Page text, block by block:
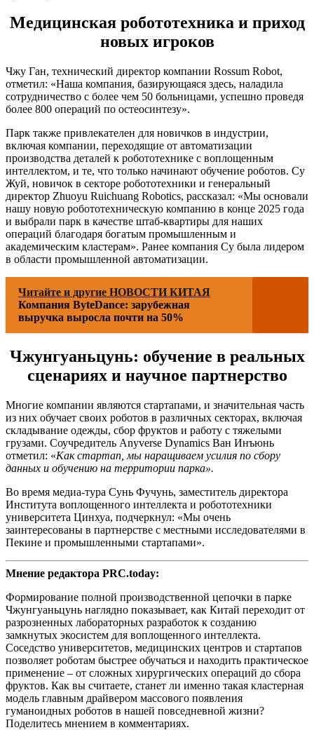
Медицинская робототехника и приход
новых игроков
Чжу Ган, технический директор компании Rossum Robot,
отметил: «Наша компания, базирующаяся здесь, наладила
сотрудничество с более чем 50 больницами, успешно проведя
более 800 операций по остеосинтезу».
Парк также привлекателен для новичков в индустрии,
включая компании, переходящие от автоматизации
производства деталей к робототехнике с воплощенным
интеллектом, и те, что только начинают обучение роботов. Су
Жуй, новичок в секторе робототехники и генеральный
директор Zhuoyu Ruichuang Robotics, рассказал: «Мы основали
нашу новую робототехническую компанию в конце 2025 года
и выбрали парк в качестве штаб-квартиры для наших
операций благодаря богатым промышленным и
академическим кластерам». Ранее компания Су была лидером
в области промышленной автоматизации.
Читайте и другие НОВОСТИ КИТАЯ
Компания ByteDance: зарубежная
выручка выросла почти на 50%
Чжунгуаньцунь: обучение в реальных
сценариях и научное партнерство
Многие компании являются стартапами, и значительная часть
из них обучает своих роботов в различных секторах, включая
складывание одежды, сбор фруктов и работу с тяжелыми
грузами. Соучредитель Anyverse Dynamics Ван Инъюнь
отметил: «Как стартап, мы наращиваем усилия по сбору
данных и обучению на территории парка».
Во время медиа-тура Сунь Фучунь, заместитель директора
Института воплощенного интеллекта и робототехники
университета Цинхуа, подчеркнул: «Мы очень
заинтересованы в партнерстве с местными исследователями в
Пекине и промышленными стартапами».
Мнение редактора PRC.today:
Формирование полной производственной цепочки в парке
Чжунгуаньцунь наглядно показывает, как Китай переходит от
разрозненных лабораторных разработок к созданию
замкнутых экосистем для воплощенного интеллекта.
Соседство университетов, медицинских центров и стартапов
позволяет роботам быстрее обучаться и находить практическое
применение – от сложных хирургических операций до сбора
фруктов. Как вы считаете, станет ли именно такая кластерная
модель главным драйвером массового появления
гуманоидных роботов в нашей повседневной жизни?
Поделитесь мнением в комментариях.